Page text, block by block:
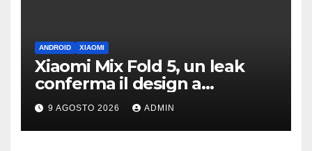
ANDROID XIAOMI
Xiaomi Mix Fold 5, un leak
conferma il design a
passaporto e HyperOS 4
9 AGOSTO 2026 ADMIN